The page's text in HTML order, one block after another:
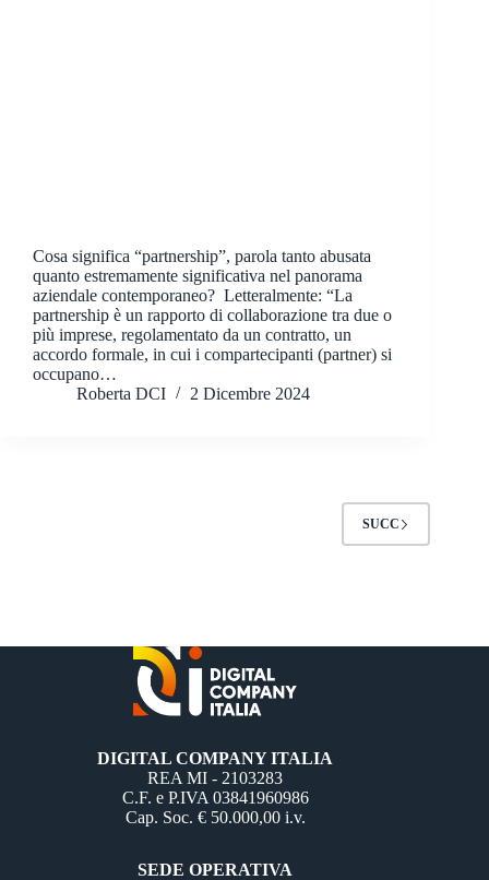
Cosa significa “partnership”, parola tanto abusata
quanto estremamente significativa nel panorama
aziendale contemporaneo? Letteralmente: “La
partnership è un rapporto di collaborazione tra due o
più imprese, regolamentato da un contratto, un
accordo formale, in cui i compartecipanti (partner) si
occupano…
Roberta DCI
2 Dicembre 2024
SUCC
DIGITAL COMPANY ITALIA
REA MI - 2103283
C.F. e P.IVA 03841960986
Cap. Soc. € 50.000,00 i.v.
SEDE OPERATIVA